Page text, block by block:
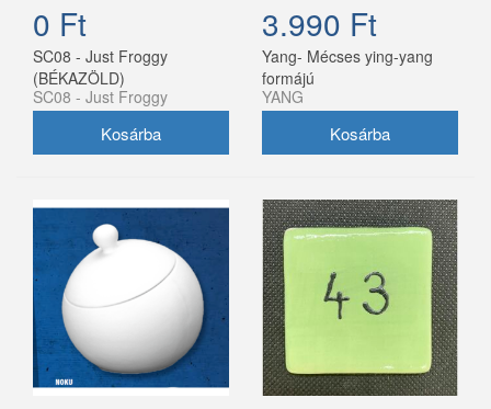
0 Ft
SC08 - Just Froggy
(BÉKAZÖLD)
SC08 - Just Froggy
3.990 Ft
Yang- Mécses ying-yang
formájú
YANG